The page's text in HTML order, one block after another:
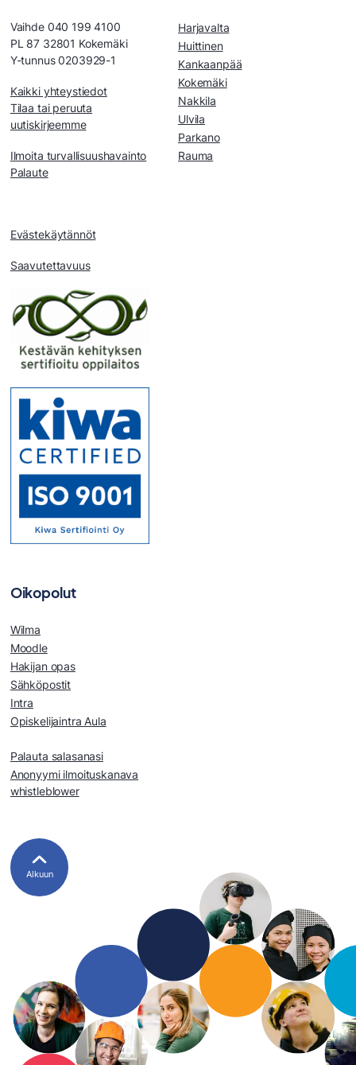
Vaihde 040 199 4100
PL 87 32801 Kokemäki
Y-tunnus 0203929-1
Kaikki yhteystiedot
Tilaa tai peruuta
uutiskirjeemme
Ilmoita turvallisuushavainto
Palaute
Evästekäytännöt
Saavutettavuus
Harjavalta
Huittinen
Kankaanpää
Kokemäki
Nakkila
Ulvila
Parkano
Rauma
Oikopolut
Wilma
Moodle
Hakijan opas
Sähköpostit
Intra
Opiskelijaintra Aula
Palauta salasanasi
Anonyymi ilmoituskanava
whistleblower
Alkuun